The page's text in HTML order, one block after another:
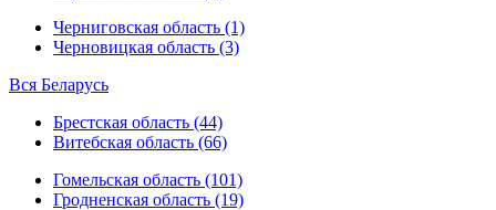
Черниговская область (1)
Черновицкая область (3)
Вся Беларусь
Брестская область (44)
Витебская область (66)
Гомельская область (101)
Гродненская область (19)